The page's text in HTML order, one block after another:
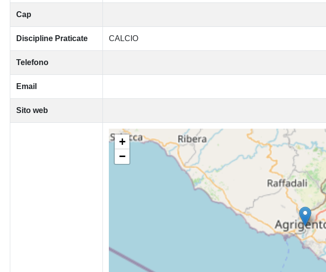
Cap
Discipline Praticate CALCIO
Telefono
Email
Sito web
+
−